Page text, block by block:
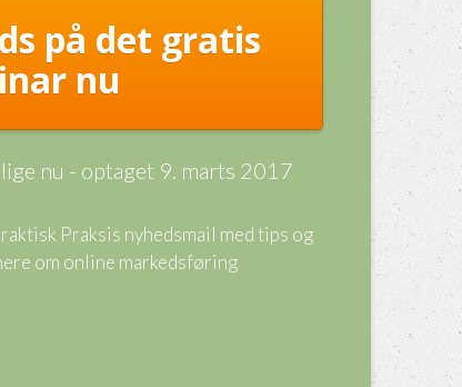
på det gratis
nu
nu - optaget 9. marts 2017
Praksis nyhedsmail med tips og
om online markedsføring